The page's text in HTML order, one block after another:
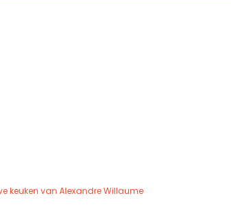
keuken van Alexandre Willaume